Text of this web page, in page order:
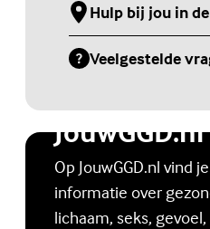
Hulp bij jou in
(Externe link)
Veelgestelde
(Externe link)
JouwGGD.nl
Op JouwGGD.nl vind
informatie over
lichaam, seks,